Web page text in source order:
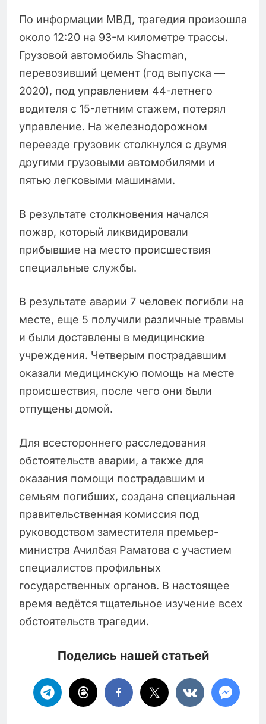
По информации МВД, трагедия произошла
около 12:20 на 93-м километре трассы.
Грузовой автомобиль Shacman,
перевозивший цемент (год выпуска —
2020), под управлением 44-летнего
водителя с 15-летним стажем, потерял
управление. На железнодорожном
переезде грузовик столкнулся с двумя
другими грузовыми автомобилями и
пятью легковыми машинами.
В результате столкновения начался
пожар, который ликвидировали
прибывшие на место происшествия
специальные службы.
В результате аварии 7 человек погибли на
месте, еще 5 получили различные травмы
и были доставлены в медицинские
учреждения. Четверым пострадавшим
оказали медицинскую помощь на месте
происшествия, после чего они были
отпущены домой.
Для всестороннего расследования
обстоятельств аварии, а также для
оказания помощи пострадавшим и
семьям погибших, создана специальная
правительственная комиссия под
руководством заместителя премьер-
министра Ачилбая Раматова с участием
специалистов профильных
государственных органов. В настоящее
время ведётся тщательное изучение всех
обстоятельств трагедии.
Поделись нашей статьей